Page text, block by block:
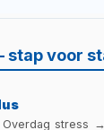
een positief
kunnen de
stap voor
stress →